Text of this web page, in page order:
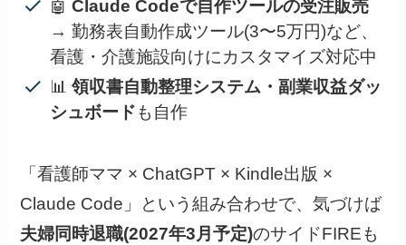
🤖Claude Codeで自作ツールの受注販売
→ 勤務表自動作成ツール(3〜5万円)など、
看護・介護施設向けにカスタマイズ対応中
📊領収書自動整理システム・副業収益ダッ
シュボードも自作
「看護師ママ × ChatGPT × Kindle出版 ×
Claude Code」という組み合わせで、気づけば
夫婦同時退職(2027年3月予定)のサイドFIREも